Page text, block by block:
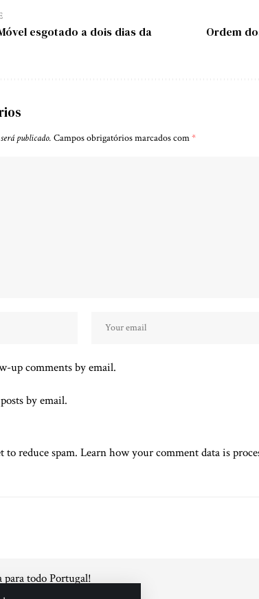
esgotado a dois dias da
Ordem
publicado. Campos obrigatórios marcados com*
up comments by email.
by email.
to reduce spam. Learn how your comment data is